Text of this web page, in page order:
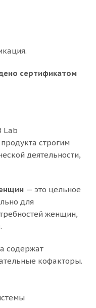
сертификатом
Lab
строгим
деятельности,
— это цельное
для
женщин,
содержат
кофакторы.